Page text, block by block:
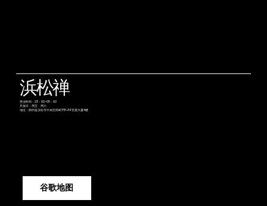
谷歌地图
浜松禅
营业时间：23：00~05：00
开放日：周五、周六
地址：静冈县滨松市中央区田町315-34 笠屋大厦4楼